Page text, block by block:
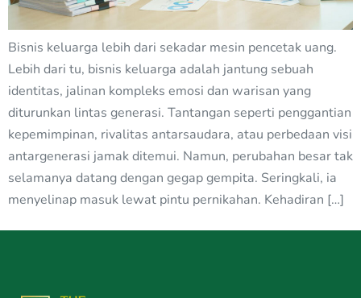
Bisnis keluarga lebih dari sekadar mesin pencetak uang.
Lebih dari tu, bisnis keluarga adalah jantung sebuah
identitas, jalinan kompleks emosi dan warisan yang
diturunkan lintas generasi. Tantangan seperti penggantian
kepemimpinan, rivalitas antarsaudara, atau perbedaan visi
antargenerasi jamak ditemui. Namun, perubahan besar tak
selamanya datang dengan gegap gempita. Seringkali, ia
menyelinap masuk lewat pintu pernikahan. Kehadiran […]